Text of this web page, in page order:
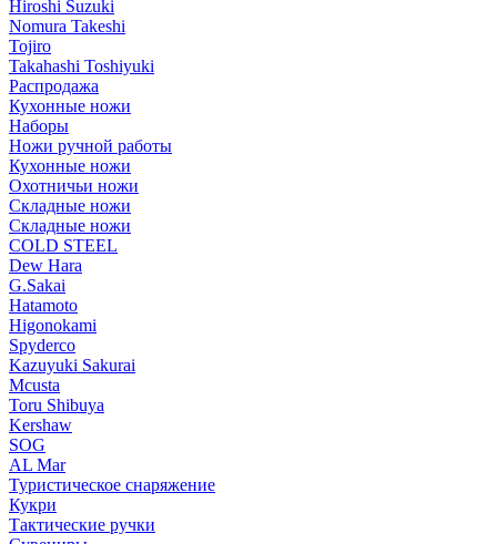
Hiroshi Suzuki
Nomura Takeshi
Tojiro
Takahashi Toshiyuki
Распродажа
Кухонные ножи
Наборы
Ножи ручной работы
Кухонные ножи
Охотничьи ножи
Складные ножи
Складные ножи
COLD STEEL
Dew Hara
G.Sakai
Hatamoto
Higonokami
Spyderco
Kazuyuki Sakurai
Mcusta
Toru Shibuya
Kershaw
SOG
AL Mar
Туристическое снаряжение
Кукри
Тактические ручки